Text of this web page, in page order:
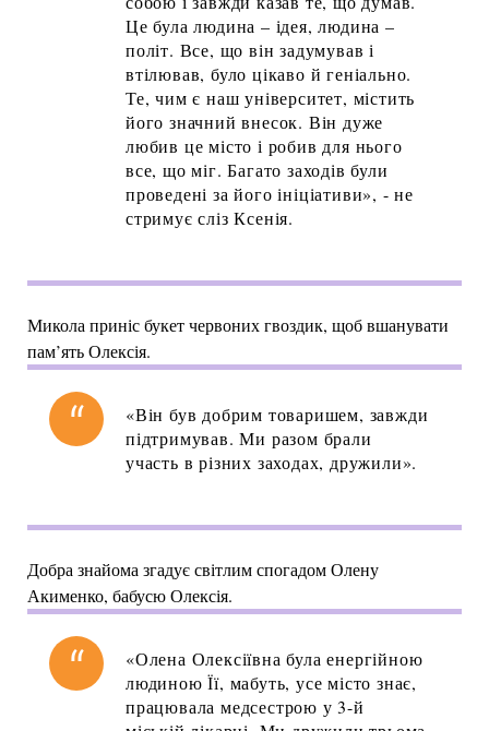
Це була людина – ідея, людина –
політ. Все, що він задумував і
втілював, було цікаво й геніально.
Те, чим є наш університет, містить
його значний внесок. Він дуже
любив це місто і робив для нього
все, що міг. Багато заходів були
проведені за його ініціативи», - не
стримує сліз Ксенія.
Микола приніс букет червоних гвоздик, щоб вшанувати
пам’ять Олексія.
«Він був добрим товаришем, завжди
підтримував. Ми разом брали
участь в різних заходах, дружили».
Добра знайома згадує світлим спогадом Олену
Акименко, бабусю Олексія.
«Олена Олексіївна була енергійною
людиною Її, мабуть, усе місто знає,
працювала медсестрою у 3-й